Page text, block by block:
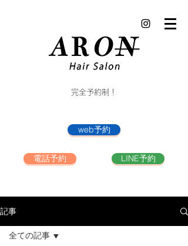
完全予約制！
web予約
電話予約 LINE予約
記事
全ての記事